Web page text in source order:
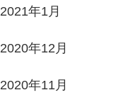
2021年1月
2020年12月
2020年11月